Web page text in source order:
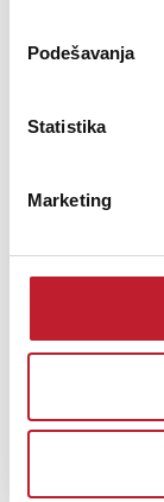
Podešavanja
Statistika
Marketing
Naim Audio, the
winning Mu-so
evolves the